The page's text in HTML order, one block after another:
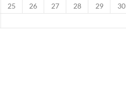
25 26 27 28 29
30